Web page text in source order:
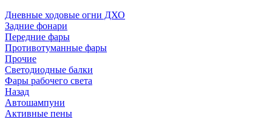
Дневные ходовые огни ДХО
Задние фонари
Передние фары
Противотуманные фары
Прочие
Светодиодные балки
Фары рабочего света
Назад
Автошампуни
Активные пены